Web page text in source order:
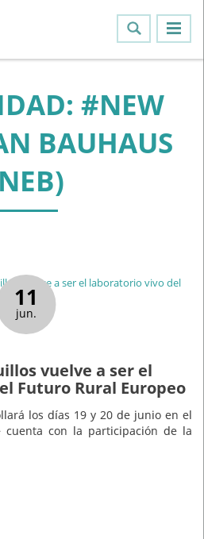
#NEW
BAUHAUS
11
jun.
vuelve a ser el
Futuro Rural Europeo
los días 19 y 20 de junio en el
cuenta con la participación de la